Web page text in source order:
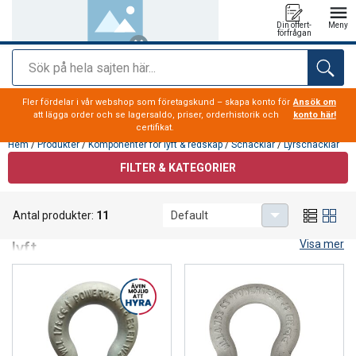
Sök
Din offert-
förfrågan
Meny
tillagd i varukorg
Fler fördelar i vår webshop som företagskund – skapa konto för
att lägga order och se lagersaldo, priser, orderhistorik och
certifikat.
Ansök om
konto här!
Hem/Produkter/Komponenter för lyft & redskap/Schacklar/Lyrschacklar
FILTER & KATEGORIER
Lyrschacklar utformad för stabila och säkra
lyft
Lyrschacklar hos CERTEX erbjuder stabila och säkra
kopplingslösningar med hög flexibilitet för lyftredskap och
flerpartiga riggningar. Här hittar du modeller i flera klasser och
säkerhetsfaktorer, med bult och mutter eller skruvbult –
anpassade för professionella lyftmiljöer och krävande
Visa mer
Antal produkter: 11 Default